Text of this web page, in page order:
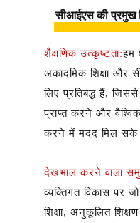
सीआईएस की प्रमुख
शैक्षणिक उत्कृष्टता:हम
अकादमिक शिक्षा
लिए प्रतिबद्ध हैं,
प्राप्त करने और वैश्विक
करने में मदद मिल
देखभाल करने वाला
व्यक्तिगत विकास पर
शिक्षा, अनुकूलित